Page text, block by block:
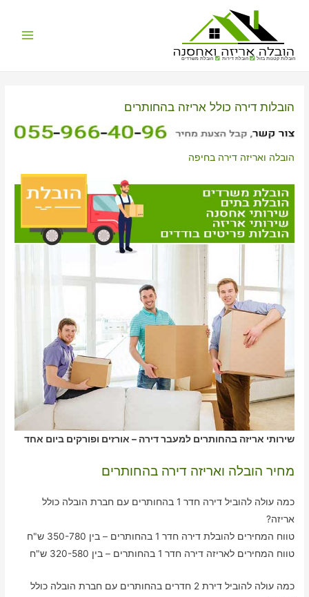
הובלות קטנות בזול הובלת דירות הובלת משרדים
הובלות דירה כולל אריזה בהחותרים
הובלה ואריזה דירה בחיפה
שירותי אריזה בהחותרים למעבר דירה – אורזים ופורקים ביום אחד
מחיר הובלה ואריזה דירה בהחותרים
כמה עולה להוביל דירה חדר 1 בהחותרים עם חברת הובלה כולל
אריזה?
טווח המחירים להובלת דירה חדר 1 בהחותרים – בין 350-780 ש"ח
טווח המחירים לאריזה דירה חדר 1 בהחותרים – בין 320-580 ש"ח
כמה עולה להוביל דירת 2 חדרים בהחותרים עם חברת הובלה כולל